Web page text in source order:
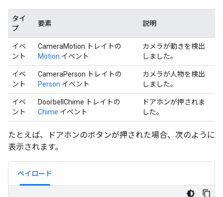
タイ
プ
要素 説明
イベ
ント
CameraMotion トレイトの
Motion イベント
カメラが動きを検出
しました。
イベ
ント
CameraPerson トレイトの
Person イベント
カメラが人物を検出
しました。
イベ
ント
DoorbellChime トレイトの
Chime イベント
ドアホンが押されま
した。
たとえば、ドアホンのボタンが押された場合、次のように
表示されます。
ペイロード